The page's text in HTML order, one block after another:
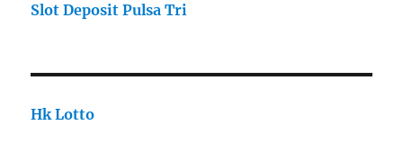
Slot Deposit Pulsa Tri
Hk Lotto